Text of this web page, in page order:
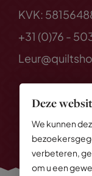
Deze
We kunnen
verbeteren,
om u een
KVK:
+31 (0)76 -